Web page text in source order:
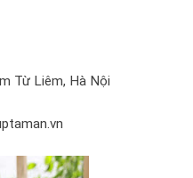
Từ Liêm, Hà Nội